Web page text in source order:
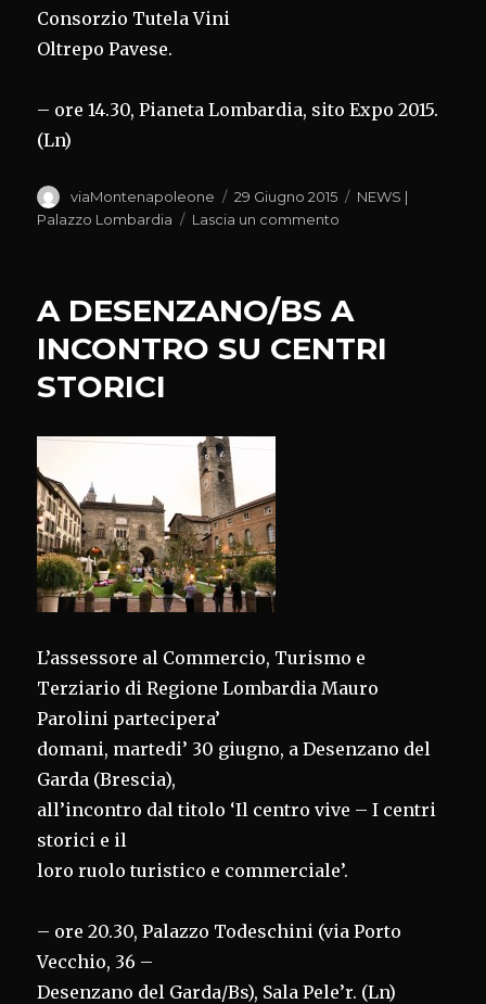
Consorzio Tutela Vini
Oltrepo Pavese.
– ore 14.30, Pianeta Lombardia, sito Expo 2015.
(Ln)
Autore
viaMontenapoleone
Pubblicato
il
29 Giugno 2015 Categorie
NEWS |
Palazzo Lombardia
Lascia un commento
A DESENZANO/BS A
INCONTRO SU CENTRI
STORICI
L’assessore al Commercio, Turismo e
Terziario di Regione Lombardia Mauro
Parolini partecipera’
domani, martedi’ 30 giugno, a Desenzano del
Garda (Brescia),
all’incontro dal titolo ‘Il centro vive – I centri
storici e il
loro ruolo turistico e commerciale’.
– ore 20.30, Palazzo Todeschini (via Porto
Vecchio, 36 –
Desenzano del Garda/Bs), Sala Pele’r. (Ln)